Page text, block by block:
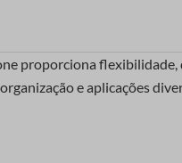
proporciona
e aplicações